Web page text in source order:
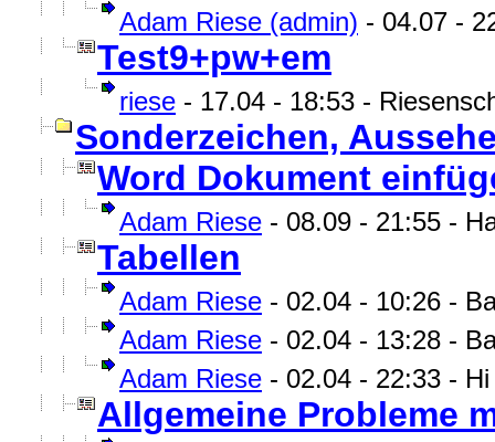
Adam Riese (admin) - 04.07 -
Test9+pw+em
riese - 17.04 - 18:53 -
Sonderzeichen,
Word Dokument
Adam Riese - 08.09 - 21:55 -
Tabellen
Adam Riese - 02.04 - 10:26 -
Adam Riese - 02.04 - 13:28 -
Adam Riese - 02.04 - 22:33 -
Allgemeine Probleme